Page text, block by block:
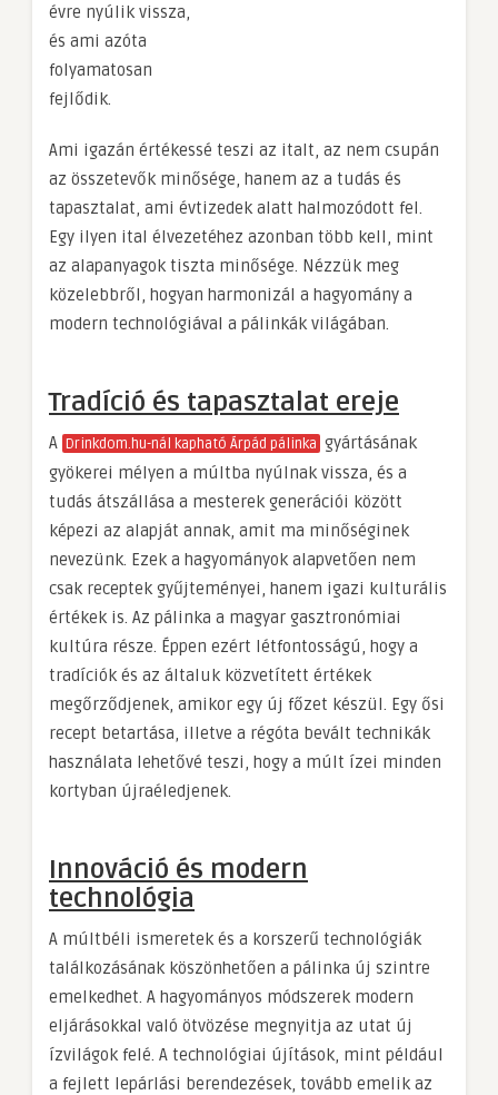
évre nyúlik vissza,
és ami azóta
folyamatosan
fejlődik.
Ami igazán értékessé teszi az italt, az nem csupán
az összetevők minősége, hanem az a tudás és
tapasztalat, ami évtizedek alatt halmozódott fel.
Egy ilyen ital élvezetéhez azonban több kell, mint
az alapanyagok tiszta minősége. Nézzük meg
közelebbről, hogyan harmonizál a hagyomány a
modern technológiával a pálinkák világában.
Tradíció és tapasztalat ereje
A Drinkdom.hu-nál kapható Árpád pálinka gyártásának
gyökerei mélyen a múltba nyúlnak vissza, és a
tudás átszállása a mesterek generációi között
képezi az alapját annak, amit ma minőséginek
nevezünk. Ezek a hagyományok alapvetően nem
csak receptek gyűjteményei, hanem igazi kulturális
értékek is. Az pálinka a magyar gasztronómiai
kultúra része. Éppen ezért létfontosságú, hogy a
tradíciók és az általuk közvetített értékek
megőrződjenek, amikor egy új főzet készül. Egy ősi
recept betartása, illetve a régóta bevált technikák
használata lehetővé teszi, hogy a múlt ízei minden
kortyban újraéledjenek.
Innováció és modern
technológia
A múltbéli ismeretek és a korszerű technológiák
találkozásának köszönhetően a pálinka új szintre
emelkedhet. A hagyományos módszerek modern
eljárásokkal való ötvözése megnyitja az utat új
ízvilágok felé. A technológiai újítások, mint például
a fejlett lepárlási berendezések, tovább emelik az